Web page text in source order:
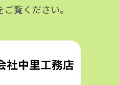
覧ください。